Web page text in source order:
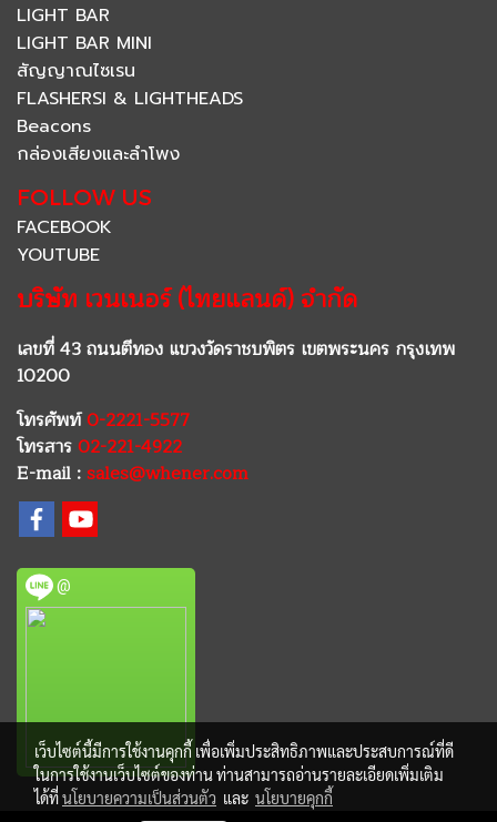
LIGHT BAR
LIGHT BAR MINI
สัญญาณไซเรน
FLASHERSI & LIGHTHEADS
Beacons
กล่องเสียงและลำโพง
FOLLOW US
FACEBOOK
YOUTUBE
บริษัท เวนเนอร์ (ไทยแลนด์) จำกัด
เลขที่ 43 ถนนตีทอง แขวงวัดราชบพิตร เขตพระนคร กรุงเทพ
10200
โทรศัพท์0-2221-5577
โทรสาร02-221-4922
E-mail :sales@whener.com
@
เว็บไซต์นี้มีการใช้งานคุกกี้ เพื่อเพิ่มประสิทธิภาพและประสบการณ์ที่ดี
ในการใช้งานเว็บไซต์ของท่าน ท่านสามารถอ่านรายละเอียดเพิ่มเติม
ได้ที่นโยบายความเป็นส่วนตัว และ นโยบายคุกกี้